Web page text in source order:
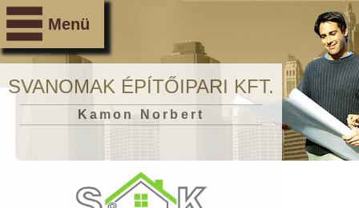
SVANOMAK ÉPÍTŐIPARI KFT.
Kamon Norbert
Menü